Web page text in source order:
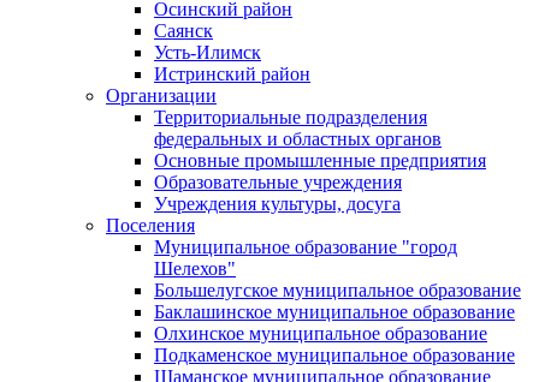
Осинский район
Саянск
Усть-Илимск
Истринский район
Организации
Территориальные подразделения
федеральных и областных органов
Основные промышленные предприятия
Образовательные учреждения
Учреждения культуры, досуга
Поселения
Муниципальное образование "город
Шелехов"
Большелугское муниципальное образование
Баклашинское муниципальное образование
Олхинское муниципальное образование
Подкаменское муниципальное образование
Шаманское муниципальное образование